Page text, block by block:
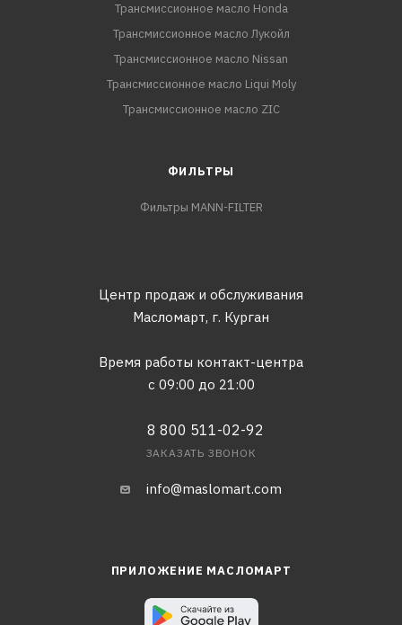
Трансмиссионное масло Honda
Трансмиссионное масло Лукойл
Трансмиссионное масло Nissan
Трансмиссионное масло Liqui Moly
Трансмиссионное масло ZIC
ФИЛЬТРЫ
Фильтры MANN-FILTER
Центр продаж и обслуживания
Масломарт, г. Курган
Время работы контакт-центра
с 09:00 до 21:00
8 800 511-02-92
ЗАКАЗАТЬ ЗВОНОК
info@maslomart.com
ПРИЛОЖЕНИЕ МАСЛОМАРТ